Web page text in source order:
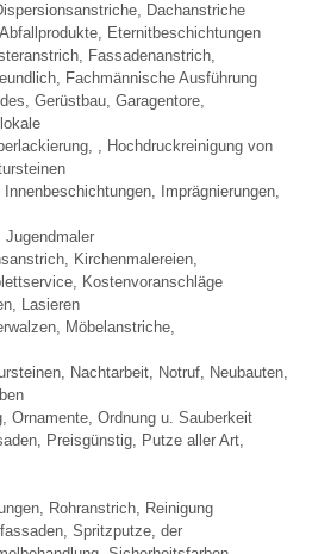
Dachanstriche
Eternitbeschichtungen
Fassadenanstrich,
Fachmännische Ausführung
Gerüstbau, Garagentore,
, Hochdruckreinigung von
Imprägnierungen,
Kirchenmalereien,
Kostenvoranschläge
Lasieren
Möbelanstriche,
Nachtarbeit, Notruf, Neubauten,
Ornamente, Ordnung u. Sauberkeit
Preisgünstig, Putze aller Art,
Rohranstrich, Reinigung
Spritzputze, der